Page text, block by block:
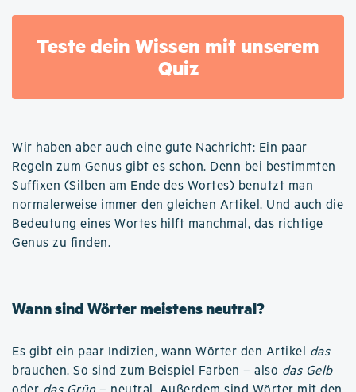
Teste dein Wissen mit unserem
Quiz
Wir haben aber auch eine gute Nachricht: Ein paar
Regeln zum Genus gibt es schon. Denn bei bestimmten
Suffixen (Silben am Ende des Wortes) benutzt man
normalerweise immer den gleichen Artikel. Und auch die
Bedeutung eines Wortes hilft manchmal, das richtige
Genus zu finden.
Wann sind Wörter meistens neutral?
Es gibt ein paar Indizien, wann Wörter den Artikel das
brauchen. So sind zum Beispiel Farben – also das Gelb